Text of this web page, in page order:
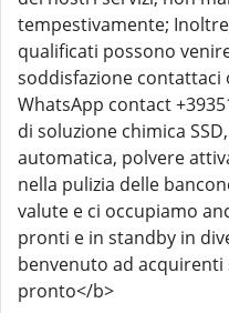
tempestivamente;
qualificati possono
soddisfazione contattaci
WhatsApp contact
di soluzione chimica
automatica, polvere
nella pulizia delle
valute e ci occupiamo
pronti e in standby in
benvenuto ad
pronto</b>